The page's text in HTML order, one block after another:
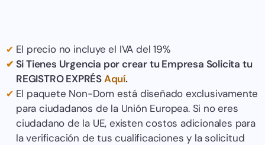
El precio no incluye el IVA del 19%
Si Tienes Urgencia por crear tu Empresa Solicita tu
REGISTRO EXPRÉSAquí.
El paquete Non-Dom está diseñado exclusivamente
para ciudadanos de la Unión Europea. Si no eres
ciudadano de la UE, existen costos adicionales para
la verificación de tus cualificaciones y la solicitud